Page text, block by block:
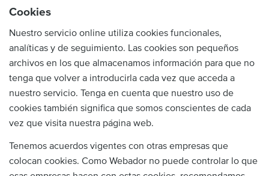
Cookies
Nuestro servicio online utiliza cookies funcionales,
analíticas y de seguimiento. Las cookies son pequeños
archivos en los que almacenamos información para que no
tenga que volver a introducirla cada vez que acceda a
nuestro servicio. Tenga en cuenta que nuestro uso de
cookies también significa que somos conscientes de cada
vez que visita nuestra página web.
Tenemos acuerdos vigentes con otras empresas que
colocan cookies. Como Webador no puede controlar lo que